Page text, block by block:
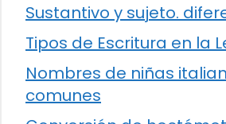
Sustantivo y sujeto.
Tipos de Escritura en la
Nombres de niñas
comunes